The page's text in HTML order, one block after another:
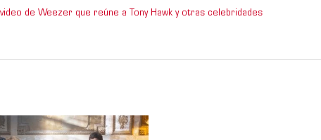
video de Weezer que reúne a Tony Hawk y otras celebridades